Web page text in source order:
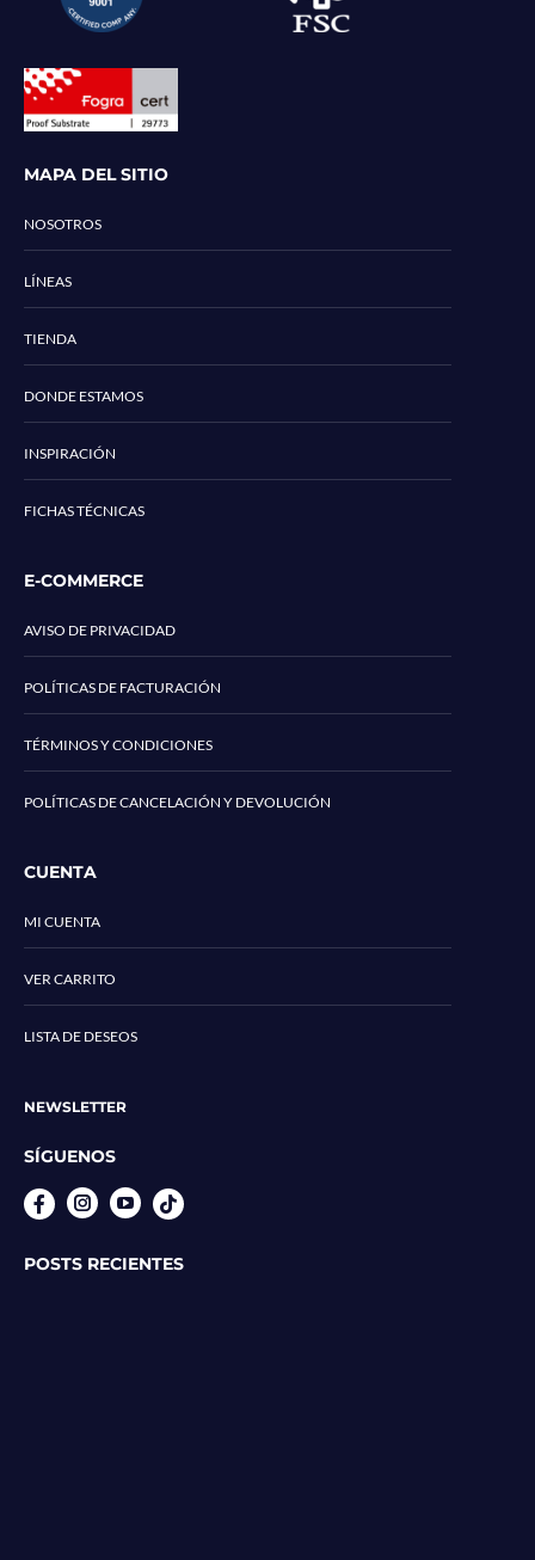
MAPA DEL SITIO
NOSOTROS
LÍNEAS
TIENDA
DONDE ESTAMOS
INSPIRACIÓN
FICHAS TÉCNICAS
E-COMMERCE
AVISO DE PRIVACIDAD
POLÍTICAS DE FACTURACIÓN
TÉRMINOS Y CONDICIONES
POLÍTICAS DE CANCELACIÓN Y DEVOLUCIÓN
CUENTA
MI CUENTA
VER CARRITO
LISTA DE DESEOS
NEWSLETTER
SÍGUENOS
InstagramYouTube
POSTS RECIENTES